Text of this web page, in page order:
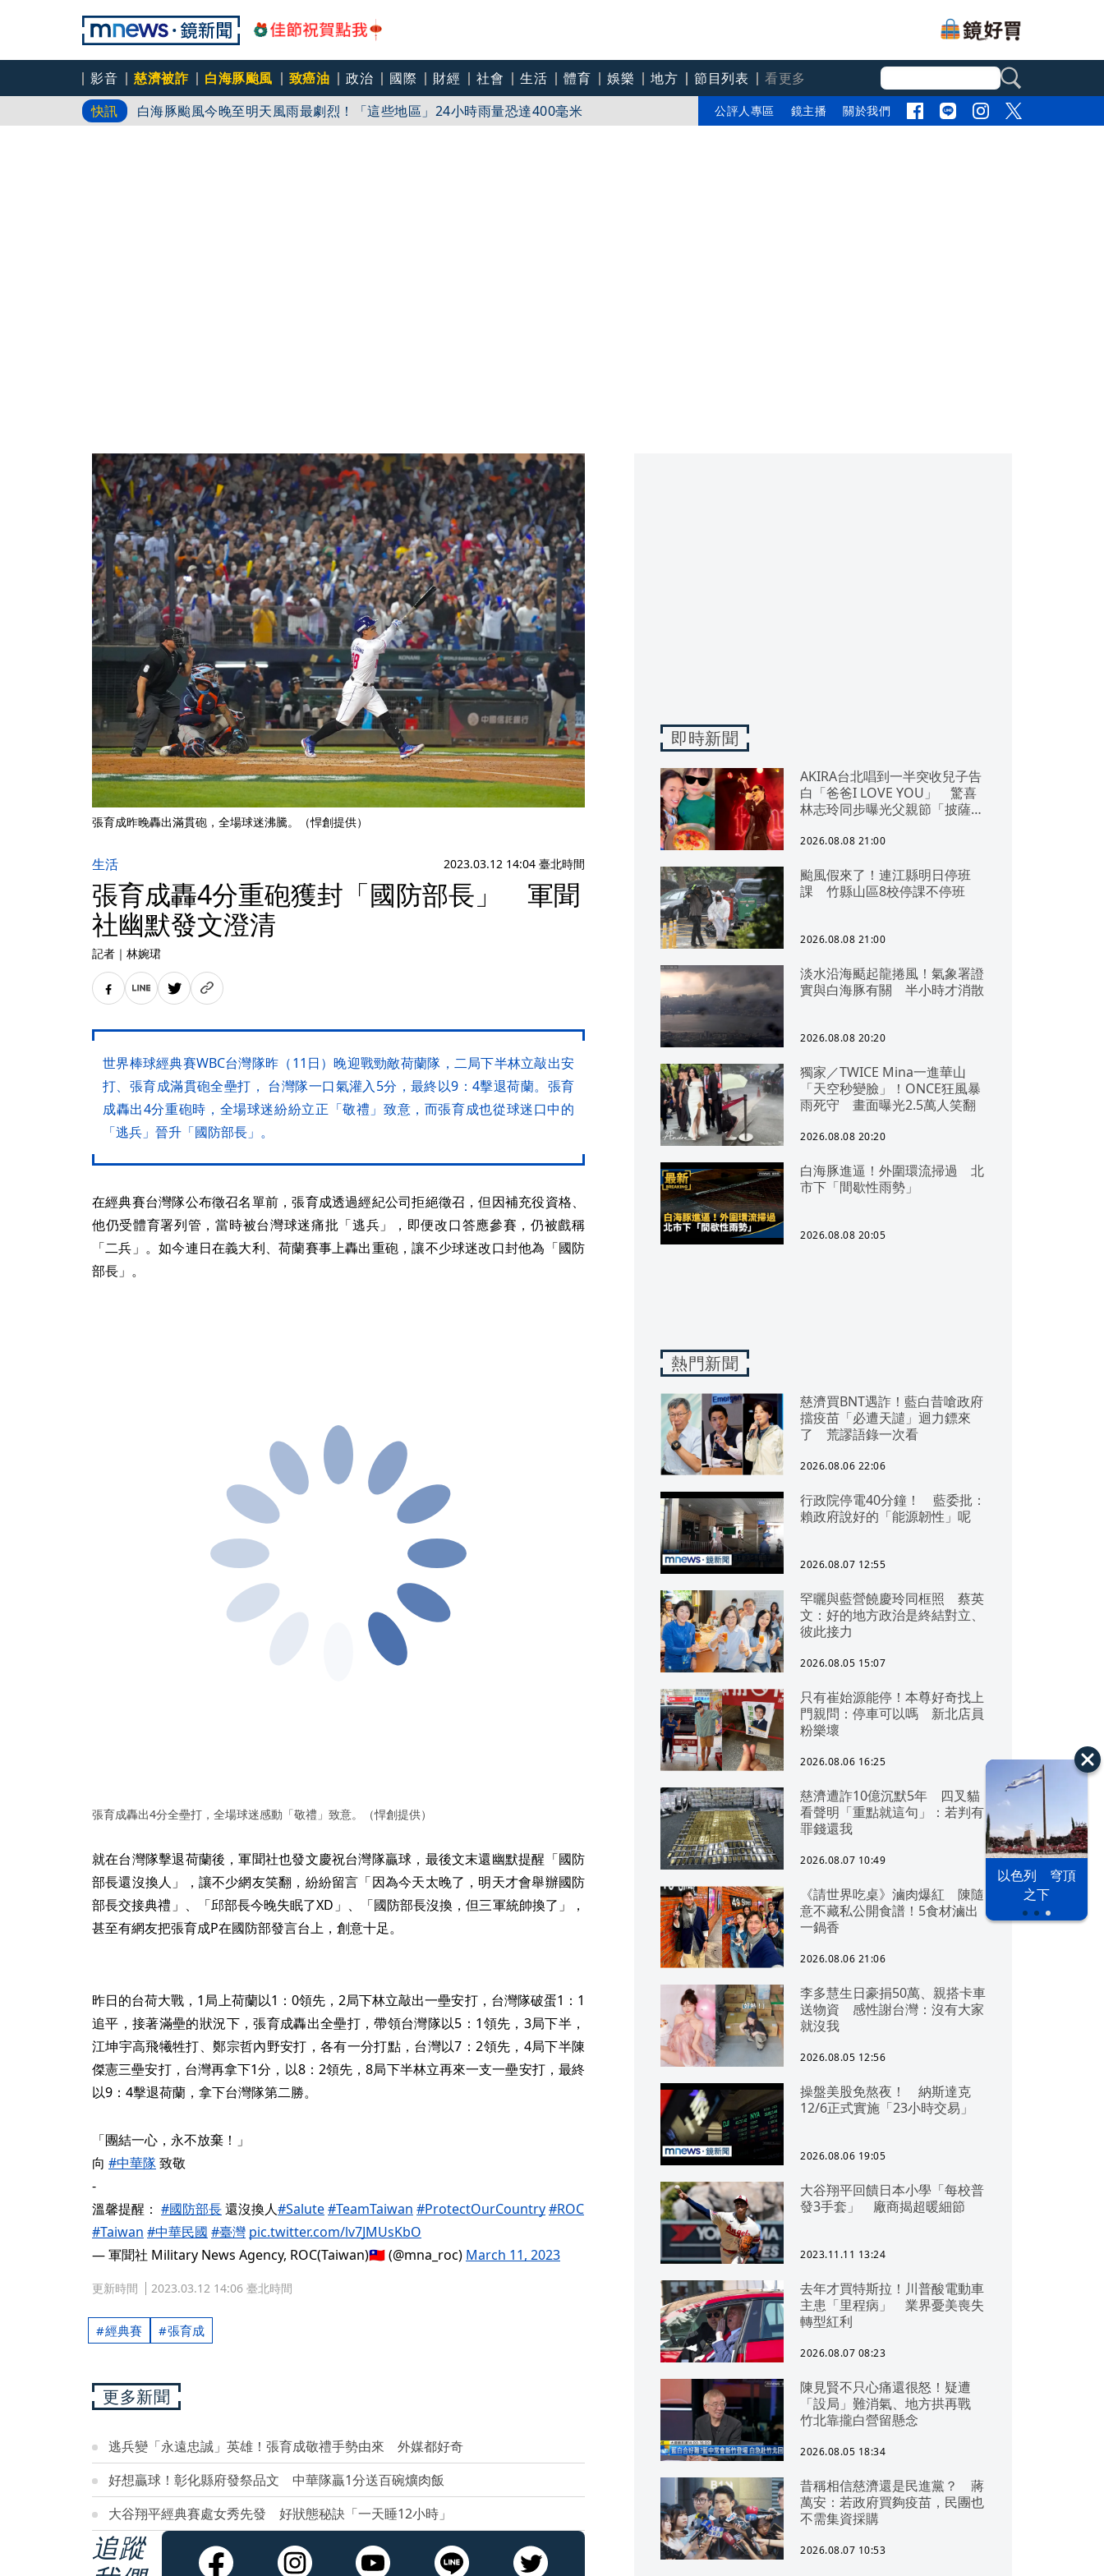
影音 慈濟被詐 白海豚颱風 致癌油 政治 國際 財經 社會 生活 體育 娛樂 地方 節目列表
看更多
快訊
爆柯文哲換手環又爛膚 陳佩琪父親節引「超商拿鐵忘結帳案」轟司法輕賤
白海豚颱風今晚至明天風雨最劇烈！「這些地區」24小時雨量恐達400毫米
雙北週末拚選戰 藍綠白再槓採購疫苗3／慈濟遭詐騙「綠要求道歉」 蔣萬安、柯文哲批
公評人專區 鏡主播 關於我們
漢光42演習 台股投資熱
以色列 穹頂
之下
張育成昨晚轟出滿貫砲，全場球迷沸騰。（悍創提供）
生活 2023.03.12 14:04 臺北時間
張育成轟4分重砲獲封「國防部長」 軍聞
社幽默發文澄清
記者 ｜ 林婉珺
世界棒球經典賽WBC台灣隊昨（11日）晚迎戰勁敵荷蘭隊，二局下半林立敲出安
打、張育成滿貫砲全壘打， 台灣隊一口氣灌入5分，最終以9：4擊退荷蘭。張育
成轟出4分重砲時，全場球迷紛紛立正「敬禮」致意，而張育成也從球迷口中的
「逃兵」晉升「國防部長」。
在經典賽台灣隊公布徵召名單前，張育成透過經紀公司拒絕徵召，但因補充役資格、
他仍受體育署列管，當時被台灣球迷痛批「逃兵」，即便改口答應參賽，仍被戲稱
「二兵」。如今連日在義大利、荷蘭賽事上轟出重砲，讓不少球迷改口封他為「國防
部長」。
張育成轟出4分全壘打，全場球迷感動「敬禮」致意。（悍創提供）
就在台灣隊擊退荷蘭後，軍聞社也發文慶祝台灣隊贏球，最後文末還幽默提醒「國防
部長還沒換人」，讓不少網友笑翻，紛紛留言「因為今天太晚了，明天才會舉辦國防
部長交接典禮」、「邱部長今晚失眠了XD」、「國防部長沒換，但三軍統帥換了」，
甚至有網友把張育成P在國防部發言台上，創意十足。
昨日的台荷大戰，1局上荷蘭以1：0領先，2局下林立敲出一壘安打，台灣隊破蛋1：1
追平，接著滿壘的狀況下，張育成轟出全壘打，帶領台灣隊以5：1領先，3局下半，
江坤宇高飛犧牲打、鄭宗哲內野安打，各有一分打點，台灣以7：2領先，4局下半陳
傑憲三壘安打，台灣再拿下1分，以8：2領先，8局下半林立再來一支一壘安打，最終
以9：4擊退荷蘭，拿下台灣隊第二勝。
「團結一心，永不放棄！」
向 #中華隊致敬
-
溫馨提醒： #國防部長還沒換人#Salute#TeamTaiwan #ProtectOurCountry#ROC
#Taiwan #中華民國 #臺灣 pic.twitter.com/lv7JMUsKbO
— 軍聞社 Military News Agency, ROC(Taiwan)🇹🇼 (@mna_roc) March 11, 2023
更新時間 2023.03.12 14:06 臺北時間
經典賽 張育成
更多新聞
逃兵變「永遠忠誠」英雄！張育成敬禮手勢由來 外媒都好奇
好想贏球！彰化縣府發祭品文 中華隊贏1分送百碗爌肉飯
大谷翔平經典賽處女秀先發 好狀態秘訣「一天睡12小時」
追蹤
即時新聞
AKIRA台北唱到一半突收兒子告
白「爸爸I LOVE YOU」 驚喜
林志玲同步曝光父親節「披薩蛋
2026.08.08 21:00
颱風假來了！連江縣明日停班
課 竹縣山區8校停課不停班
2026.08.08 21:00
淡水沿海颳起龍捲風！氣象署證
實與白海豚有關 半小時才消散
2026.08.08 20:20
獨家／TWICE Mina一進華山
「天空秒變臉」！ONCE狂風暴
雨死守 畫面曝光2.5萬人笑翻
2026.08.08 20:20
白海豚進逼！外圍環流掃過 北
市下「間歇性雨勢」
2026.08.08 20:05
熱門新聞
慈濟買BNT遇詐！藍白昔嗆政府
擋疫苗「必遭天譴」迴力鏢來
了 荒謬語錄一次看
2026.08.06 22:06
行政院停電40分鐘！ 藍委批：
賴政府說好的「能源韌性」呢
2026.08.07 12:55
罕曬與藍營饒慶玲同框照 蔡英
文：好的地方政治是終結對立、
彼此接力
2026.08.05 15:07
只有崔始源能停！本尊好奇找上
門親問：停車可以嗎 新北店員
粉樂壞
2026.08.06 16:25
慈濟遭詐10億沉默5年 四叉貓
看聲明「重點就這句」：若判有
罪錢還我
2026.08.07 10:49
《請世界吃桌》滷肉爆紅 陳隨
意不藏私公開食譜！5食材滷出
一鍋香
2026.08.06 21:06
李多慧生日豪捐50萬、親搭卡車
送物資 感性謝台灣：沒有大家
就沒我
2026.08.05 12:56
操盤美股免熬夜！ 納斯達克
12/6正式實施「23小時交易」
2026.08.06 19:05
大谷翔平回饋日本小學「每校普
發3手套」 廠商揭超暖細節
2023.11.11 13:24
去年才買特斯拉！川普酸電動車
主患「里程病」 業界憂美喪失
轉型紅利
2026.08.07 08:23
陳見賢不只心痛還很怒！疑遭
「設局」難消氣、地方拱再戰
竹北靠攏白營留懸念
2026.08.05 18:34
昔稱相信慈濟還是民進黨？ 蔣
萬安：若政府買夠疫苗，民團也
不需集資採購
2026.08.07 10:53